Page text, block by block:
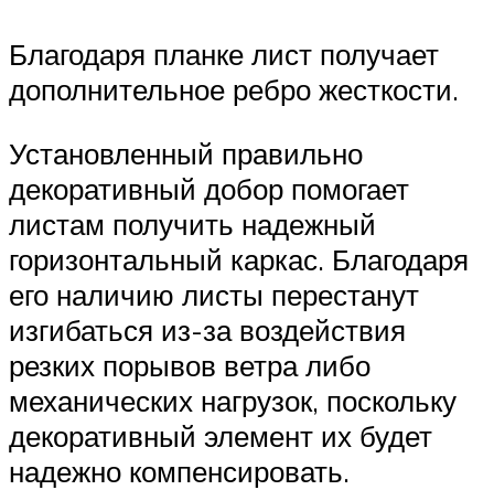
Благодаря планке лист получает
дополнительное ребро жесткости.
Установленный правильно
декоративный добор помогает
листам получить надежный
горизонтальный каркас. Благодаря
его наличию листы перестанут
изгибаться из-за воздействия
резких порывов ветра либо
механических нагрузок, поскольку
декоративный элемент их будет
надежно компенсировать.